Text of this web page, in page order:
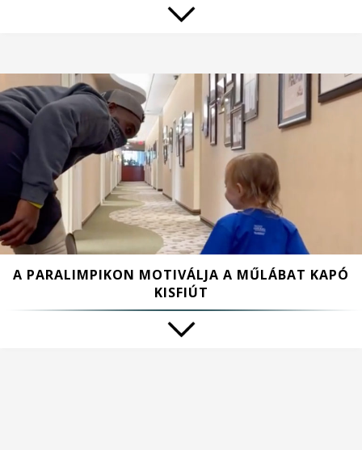
A PARALIMPIKON MOTIVÁLJA A MŰLÁBAT KAPÓ
KISFIÚT